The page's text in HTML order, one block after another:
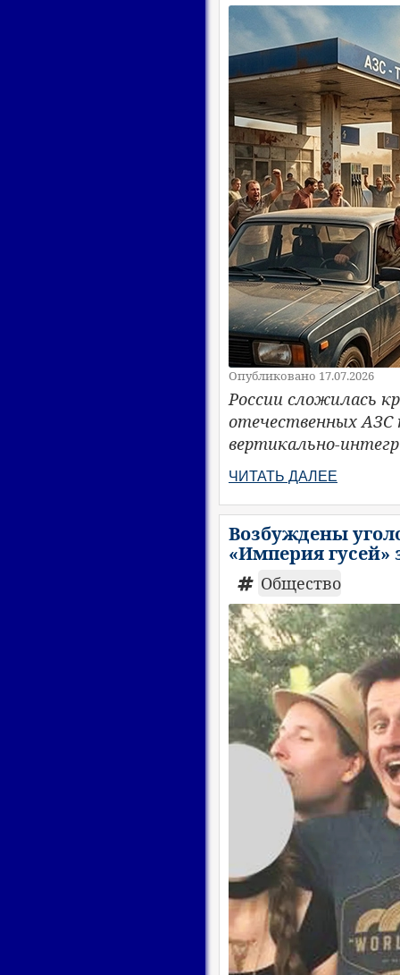
Опубликовано 17.07.2026
России сложилась
отечественных
вертикально-
ЧИТАТЬ ДАЛЕЕ
Возбуждены
«Империя гусей»
Общество